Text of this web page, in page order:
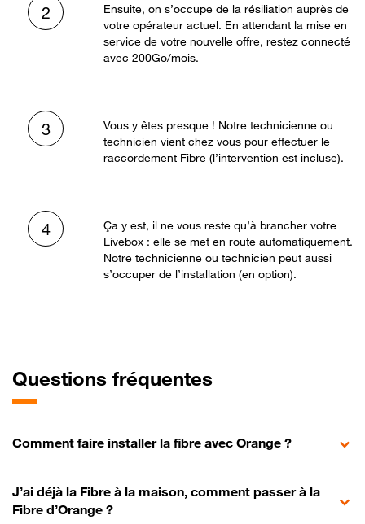
2
Ensuite, on s’occupe de la résiliation auprès de
votre opérateur actuel. En attendant la mise en
service de votre nouvelle offre, restez connecté
avec 200Go/mois.
3
Vous y êtes presque ! Notre technicienne ou
technicien vient chez vous pour effectuer le
raccordement Fibre (l’intervention est incluse).
4
Ça y est, il ne vous reste qu’à brancher votre
Livebox : elle se met en route automatiquement.
Notre technicienne ou technicien peut aussi
s’occuper de l’installation (en option).
Questions fréquentes
Comment faire installer la fibre avec Orange ?
J’ai déjà la Fibre à la maison, comment passer à la
Fibre d’Orange ?